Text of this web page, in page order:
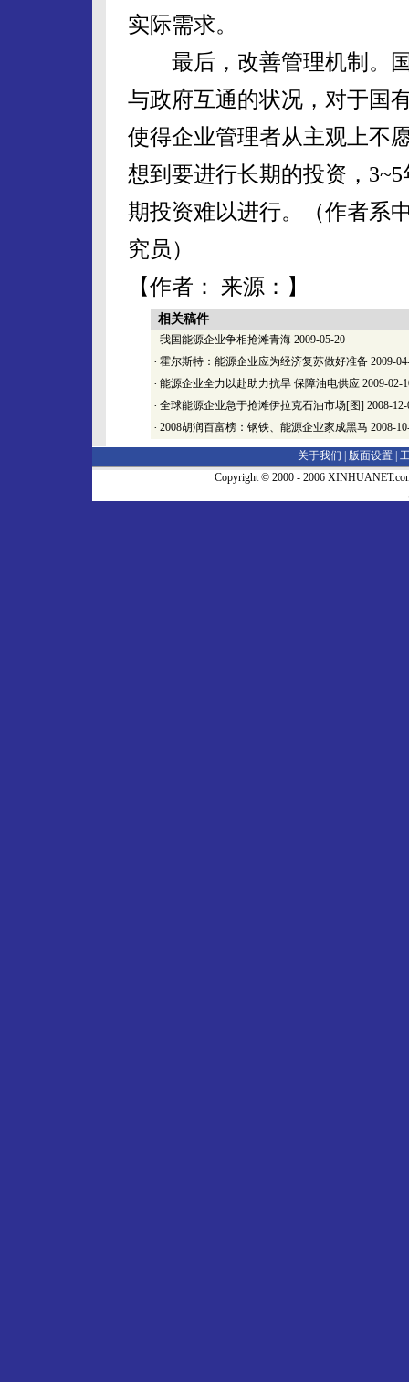
实际需求。
最后，改善管理机制。国
与政府互通的状况，对于国
使得企业管理者从主观上不
想到要进行长期的投资，
期投资难以进行。（作者系
究员）
【作者： 来源：】
相关稿件
· 我国能源企业争相抢滩青海 2009-05-20
· 霍尔斯特：能源企业应为经济复苏做好准备 2009-
· 能源企业全力以赴助力抗旱 保障油电供应 2009-02-
· 全球能源企业急于抢滩伊拉克石油市场[图] 2008-12-
· 2008胡润百富榜：钢铁、能源企业家成黑马 2008-
关于我们 | 版面设置
Copyright © 2000 - 2006